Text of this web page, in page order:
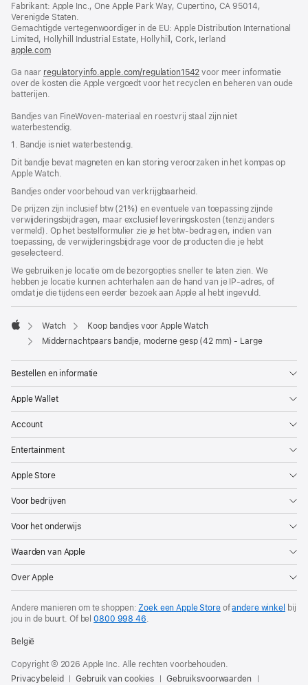
nieuw
geopend)
Fabrikant: Apple Inc., One Apple Park Way, Cupertino, CA 95014,
Verenigde Staten.
Gemachtigde vertegenwoordiger in de EU: Apple Distribution International
Limited, Hollyhill Industrial Estate, Hollyhill, Cork, Ierland
apple.com(wordt
nieuw
venster
Ga naar regulatoryinfo.apple.com/regulation1542 (wordt
in
geopend)
voor meer informatie
over de kosten die Apple vergoedt voor het recyclen en beheren van oude
batterijen.
Bandjes van FineWoven-materiaal en roestvrij staal zijn niet
waterbestendig.
1. Bandje is niet waterbestendig.
Dit bandje bevat magneten en kan storing veroorzaken in het kompas op
Apple Watch.
Bandjes onder voorbehoud van verkrijgbaarheid.
De prijzen zijn inclusief btw (21%) en eventuele van toepassing zijnde
verwijderingsbijdragen, maar exclusief leveringskosten (tenzij anders
vermeld). Op het bestelformulier zie je het btw-bedrag en, indien van
toepassing, de verwijderingsbijdrage voor de producten die je hebt
geselecteerd.
We gebruiken je locatie om de bezorgopties sneller te laten zien. We
hebben je locatie kunnen achterhalen aan de hand van je IP-adres, of
omdat je die tijdens een eerder bezoek aan Apple al hebt ingevuld.
Apple
Watch
Koop bandjes voor Apple Watch
Middernachtpaars bandje, moderne gesp (42 mm) - Large
Bestellen en informatie
Apple Wallet
Account
Entertainment
Apple Store
Voor bedrijven
Voor het onderwijs
Waarden van Apple
Over Apple
Andere manieren om te shoppen: Zoek een Apple Storeofandere winkel bij
jou in de buurt. Of bel0800 998 46
België
Copyright © 2026 Apple Inc. Alle rechten voorbehouden.
Privacybeleid
Gebruik van cookies Gebruiksvoorwaarden